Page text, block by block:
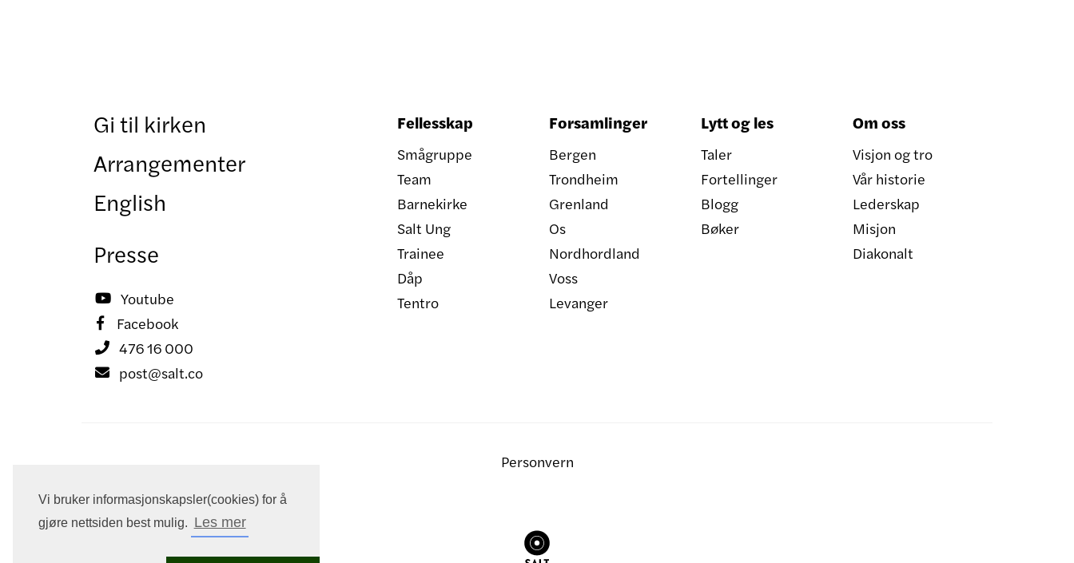
Vi bruker informasjonskapsler(cookies) for å
gjøre nettsiden best mulig. Les mer
Gi til kirken
Arrangementer
English
Presse
 Youtube
 Facebook
 476 16 000
 post@salt.co
Fellesskap
Smågruppe
Team
Barnekirke
Salt Ung
Trainee
Dåp
Tentro
Forsamlinger
Bergen
Trondheim
Grenland
Os
Nordhordland
Voss
Levanger
Lytt og les
Taler
Fortellinger
Blogg
Bøker
Om oss
Visjon og tro
Vår historie
Lederskap
Misjon
Diakonalt
Personvern